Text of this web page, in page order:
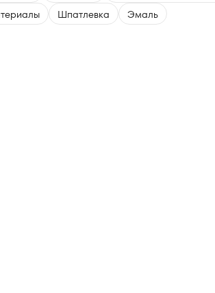
Шпатлевка Эмаль